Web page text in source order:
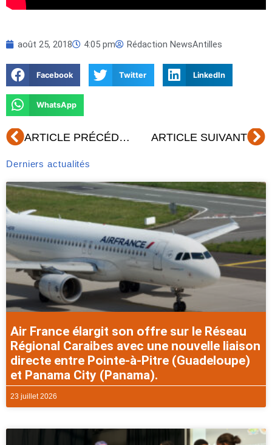
août 25, 2018 4:05 pm Rédaction NewsAntilles
Facebook Twitter LinkedIn
WhatsApp
Précédent ARTICLE PRÉCÉDENT ARTICLE SUIVANT
Derniers actualités
Air France élargit son offre sur le Réseau
Régional Caraibes avec une nouvelle liaison
directe entre Pointe-à-Pitre (Guadeloupe)
et Panama City (Panama).
23 juillet 2026